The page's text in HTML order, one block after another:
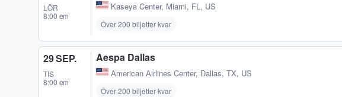
LÖR
8:00 em
Kaseya Center, Miami, FL, US
Över 200 biljetter kvar
29 SEP.
TIS
8:00 em
Aespa Dallas
American Airlines Center, Dallas, TX, US
Över 200 biljetter kvar